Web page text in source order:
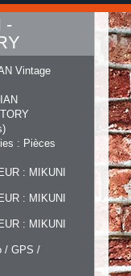
-
Vintage
: Pièces
: MIKUNI
: MIKUNI
: MIKUNI
/ GPS /